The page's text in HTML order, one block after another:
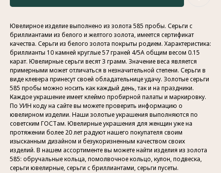
Ювелирное изделие выполнено из золота 585 пробы. Серьги с
бриллиантами из белого и желтого золота, имеется сертификат
качества. Серьги из белого золота покрыты родием. Характеристика:
бриллианты 10 камней круглые 57 граней 4/5А общим весом 0.15
карат. Ювелирные серьги весят 3 грамм. Значение веса является
примерными может отличаться в незначительной степени. Серьги в
виде клевера принесут своей обладательнице удачу. Золотые серьги
585 пробы можно носить как каждый день, так и на праздники.
Каждое украшение имеет клеймо пробирной палаты и маркировку.
По УИН коду на сайте вы можете проверить информацию о
ювелирном изделии. Наши золотые украшения выполняются по
советским ГОСТам. Ювелирные украшения для женщин уже на
протяжении более 20 лет радуют нашего покупателя своим
изысканным дизайном и безукоризненным качеством своих
изделий. В нашем ассортименте вы можете найти изделия из золота
585: обручальные кольца, помолвочное кольцо, кулон, подвеска,
серьги ювелирные, серьги с бриллиантами, серьги пусеты.